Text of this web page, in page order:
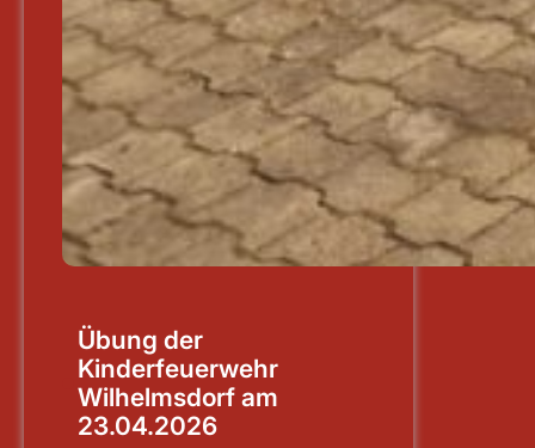
Übung der
Kinderfeuerwehr
Wilhelmsdorf am
23.04.2026